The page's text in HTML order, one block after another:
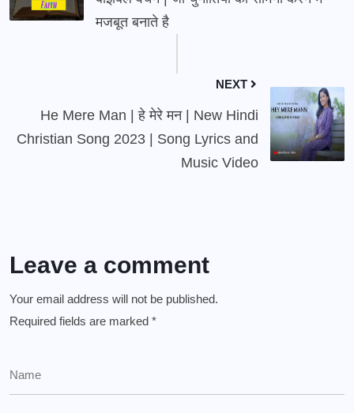
मजबूत बनाते है
NEXT
He Mere Man | हे मेरे मन | New Hindi
Christian Song 2023 | Song Lyrics and
Music Video
Leave a comment
Your email address will not be published.
Required fields are marked *